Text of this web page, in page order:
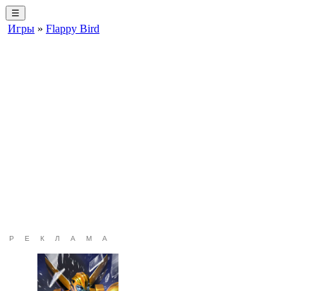
☰
Игры » Flappy Bird
РЕКЛАМА